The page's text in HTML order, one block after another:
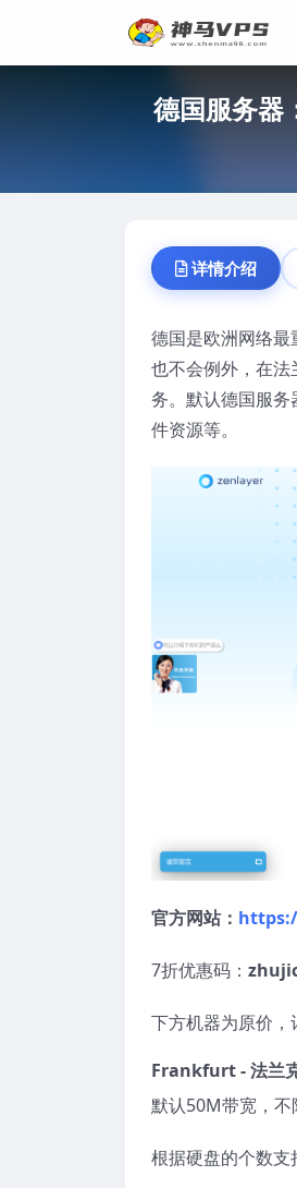
德国服务器
详情介绍
德国是欧洲网络
也不会例外，在
务。默认德国服
件资源等。
官方网站：
7折优惠码：
下方机器为原价，
Frankfurt - 法兰
默认50M带宽，不
根据硬盘的个数